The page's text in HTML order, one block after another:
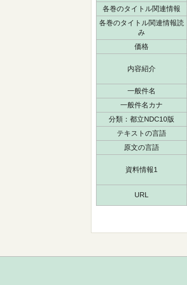
各巻のタイトル関連情報
各巻のタイトル関連情報読
み
価格
内容紹介
一般件名
一般件名カナ
分類：都立NDC10版
テキストの言語
原文の言語
資料情報1
URL